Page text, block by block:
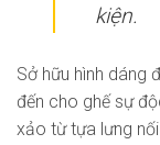
kiện.
Sở hữu hình dáng
đến cho ghế sự
xảo từ tựa lưng